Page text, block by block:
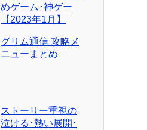
めゲーム･神ゲー
【2023年1月】
グリム通信 攻略メ
ニューまとめ
ストーリー重視の
泣ける･熱い展開･